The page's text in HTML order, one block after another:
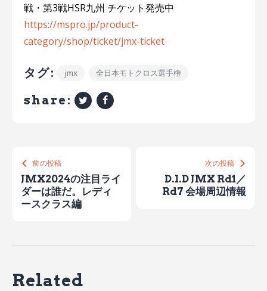
戦・第3戦HSR九州 チケット発売中
https://mspro.jp/product-
category/shop/ticket/jmx-ticket
タグ: jmx 全日本モトクロス選手権
share:
前の投稿
JMX2024の注目ライ
ダーは誰だ。レディ
ースクラス編
次の投稿
D.I.D JMX Rd1／
Rd7 会場周辺情報
Related